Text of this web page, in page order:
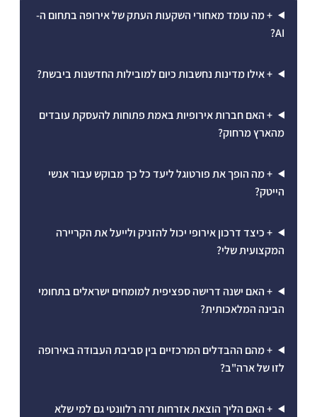
+ מה עומד מאחורי השקעות העתק של אירופה בתחום ה-
AI?
+ אילו מדינות נחשבות כיום למובילות החדשנות ביבשת?
+ האם חברות אירופיות באמת פתוחות להעסקת עובדים
מהארץ מרחוק?
+ מה הופך את פורטוגל ליעד כל כך מבוקש עבור אנשי
הייטק?
+ כיצד דרכון אירופי יכול להזניק ולייעל את הקריירה
המקצועית שלי?
+ האם ישנה דרישה ספציפית למומחים ישראלים בתחומי
הבינה המלאכותית?
+ מהם ההבדלים המרכזיים בין סביבת העבודה באירופה
לזו של ארה"ב?
+ האם הליך הוצאת אזרחות זרה רלוונטי גם למי שלא